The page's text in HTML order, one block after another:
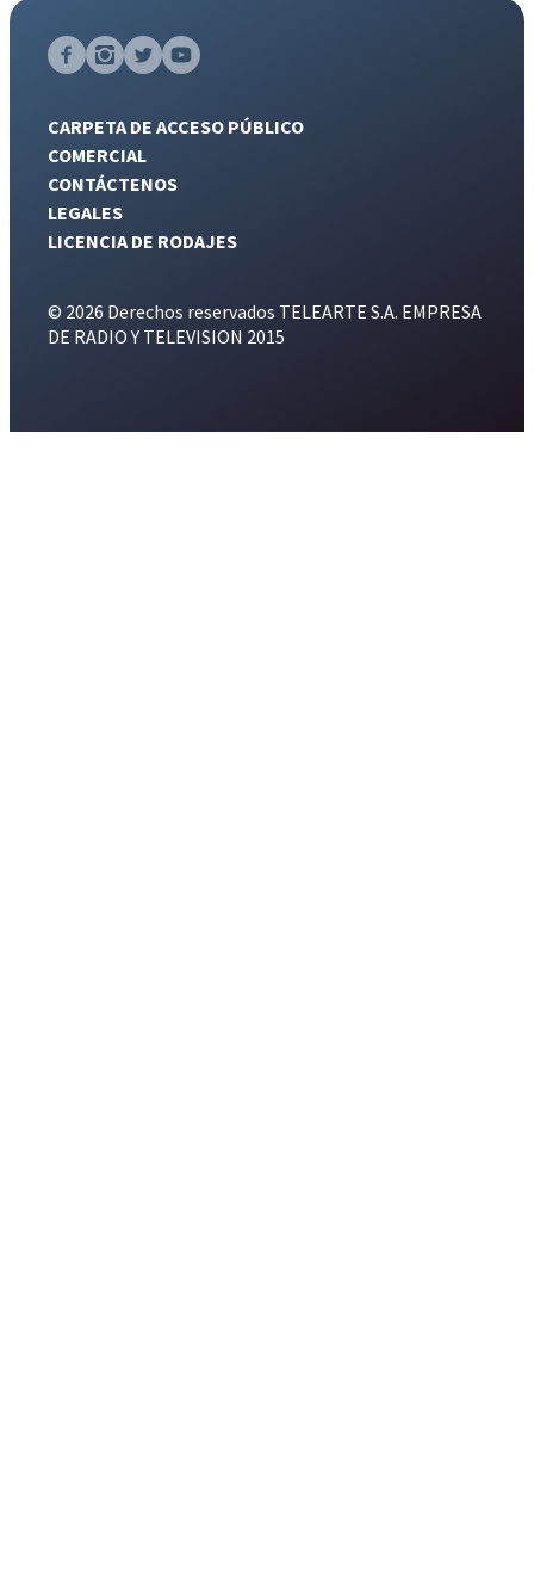
CARPETA DE ACCESO PÚBLICO
COMERCIAL
CONTÁCTENOS
LEGALES
LICENCIA DE RODAJES
© 2026 Derechos reservados TELEARTE S.A. EMPRESA
DE RADIO Y TELEVISION 2015